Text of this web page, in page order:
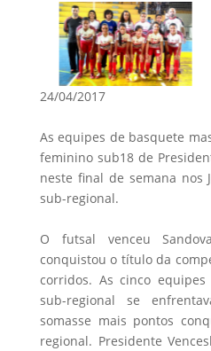
24/04/2017
As equipes de basquete
feminino sub18 de
neste final de semana nos
sub-regional.
O futsal venceu
conquistou o título da
corridos. As cinco
sub-regional se
somasse mais pontos
regional. Presidente